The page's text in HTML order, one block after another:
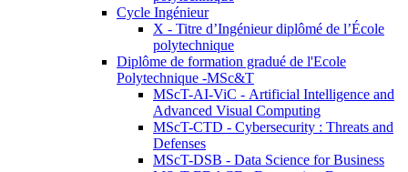
Cycle Ingénieur
X - Titre d’Ingénieur diplômé de l’École
polytechnique
Diplôme de formation gradué de l'Ecole
Polytechnique -MSc&T
MScT-AI-ViC - Artificial Intelligence and
Advanced Visual Computing
MScT-CTD - Cybersecurity : Threats and
Defenses
MScT-DSB - Data Science for Business